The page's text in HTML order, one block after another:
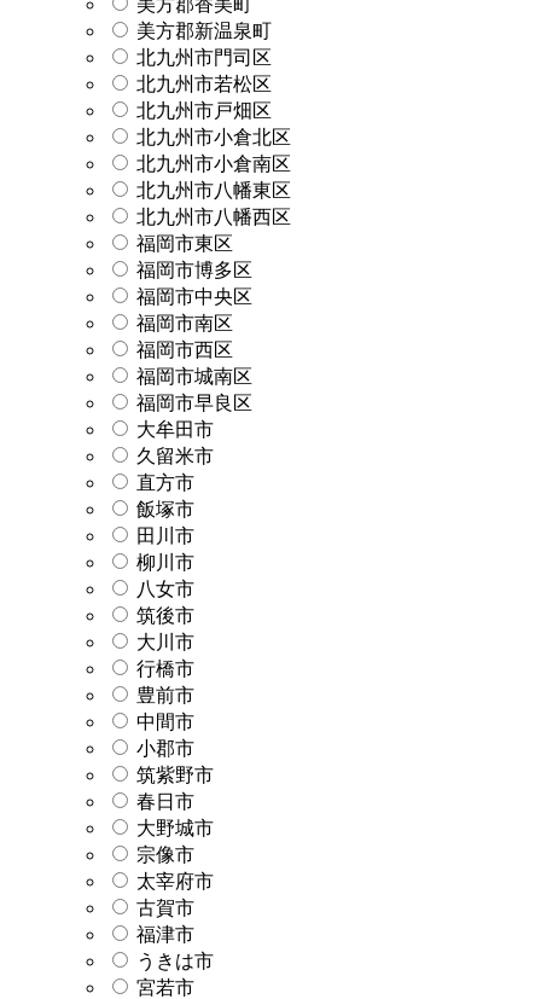
美方郡新温泉町
北九州市門司区
北九州市若松区
北九州市戸畑区
北九州市小倉北区
北九州市小倉南区
北九州市八幡東区
北九州市八幡西区
福岡市東区
福岡市博多区
福岡市中央区
福岡市南区
福岡市西区
福岡市城南区
福岡市早良区
大牟田市
久留米市
直方市
飯塚市
田川市
柳川市
八女市
筑後市
大川市
行橋市
豊前市
中間市
小郡市
筑紫野市
春日市
大野城市
宗像市
太宰府市
古賀市
福津市
うきは市
宮若市